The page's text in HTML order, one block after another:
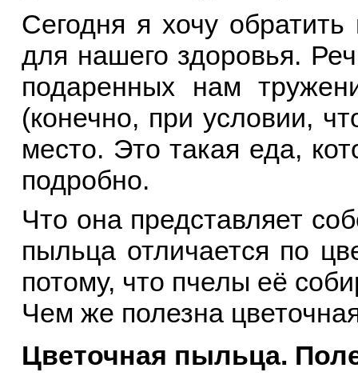
Сегодня я хочу
для нашего здоровья.
подаренных нам
(конечно, при условии,
место. Это такая еда,
подробно.
Что она представляет
пыльца отличается по
потому, что пчелы её
Чем же полезна
Цветочная пыльца.